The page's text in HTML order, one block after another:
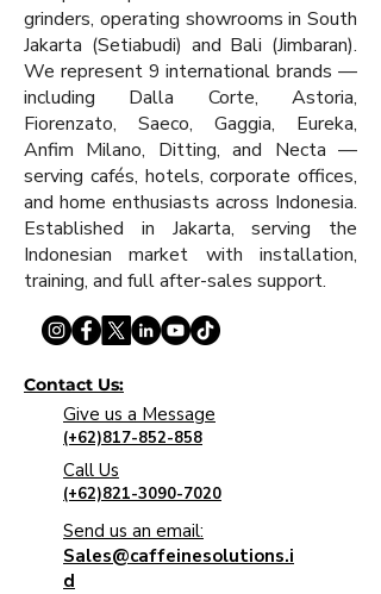
Pembersih grinder ini:
- Bebas phosphate
- Sifatnya akan terdaur ulang
secara alami
- GMA (genetically modified
organism) free
- Telah terdaftar sebagai
produk untuk penggunaan
organik
Cara menggunakan Cafetto
Grinder Clean:
- Gunakan sekali sebulan
atau lebih sesuai frekuensi
dengan yang dibutuhkan
- Kosongkan semua kopi dan
sisa-sisa kopi dari grinder
- Masukkan sekitar 45 gram
Cafetto Grinder Clean ke
grinders, operating showrooms in South
Jakarta (Setiabudi) and Bali (Jimbaran).
We represent 9 international brands —
including Dalla Corte, Astoria,
Fiorenzato, Saeco, Gaggia, Eureka,
Anfim Milano, Ditting, and Necta —
serving cafés, hotels, corporate offices,
and home enthusiasts across Indonesia.
Established in Jakarta, serving the
Indonesian market with installation,
training, and full after-sales support.
Contact Us:
Give us a Message
(+62)817-852-858
Call Us
(+62)821-3090-7020
Send us an email:
Sales@caffeinesolutions.i
d